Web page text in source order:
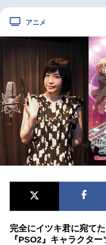
配信・Vtuber
最新記事一覧
アニメ記事一覧
アニメ映画一覧
今期アニメ曜日別一覧
秋アニメ
男性声優/女性声優一覧
アニメ
完全にイツキ君に宛て
『PSO2』キャラクタ